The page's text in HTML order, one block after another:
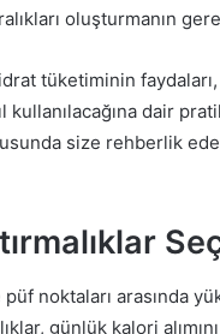
oluşturmanın
tüketiminin faydaları,
dair
size rehberlik
noktaları arasında
günlük kalori